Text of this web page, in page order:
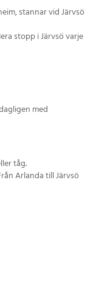
stannar vid Järvsö
stopp i Järvsö varje
med
tåg.
Arlanda till Järvsö